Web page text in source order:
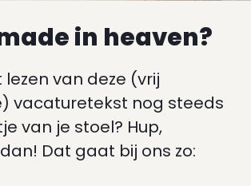
in heaven?
lezen van deze (vrij
vacaturetekst nog steeds
van je stoel? Hup,
Dat gaat bij ons zo: